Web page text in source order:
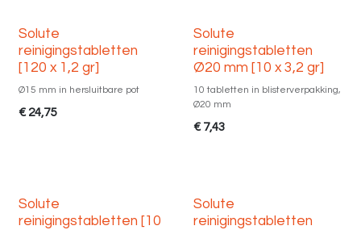
Solute
reinigingstabletten
[120 x 1,2 gr]
Ø15 mm in hersluitbare pot
€ 24,75
Solute
reinigingstabletten
Ø20 mm [10 x 3,2 gr]
10 tabletten in blisterverpakking,
Ø20 mm
€ 7,43
Solute
reinigingstabletten [10
Solute
reinigingstabletten